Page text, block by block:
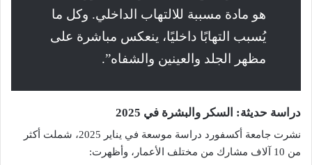
هو مادة مسببة للالتهاب الداخلي. وكل ما
يُسبب التهابًا داخليًا، ينعكس مباشرة على
مظهر الجلد والعينين والشفاه”.
دراسة حديثة: السكر والبشرة في 2025
نشرت جامعة أكسفورد دراسة موسعة في يناير 2025، شملت أكثر
من 10 آلاف مشارك من مختلف الأعمار، وأظهرت: